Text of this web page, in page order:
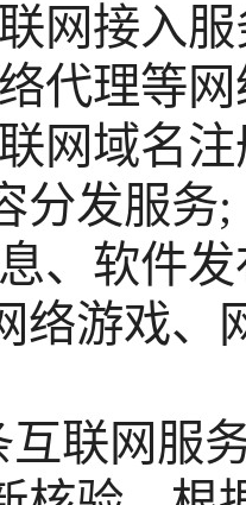
网接入
代理等
网域名
分发服务;
、软件
络游戏、
互联网服